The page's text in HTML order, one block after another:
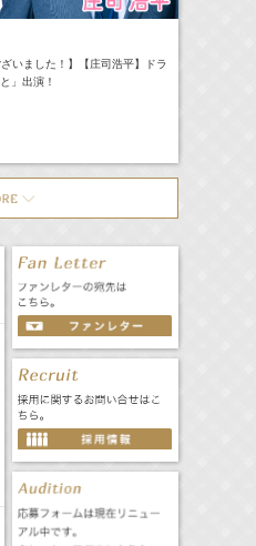
いました！】【庄司浩平】ドラ
」出演！